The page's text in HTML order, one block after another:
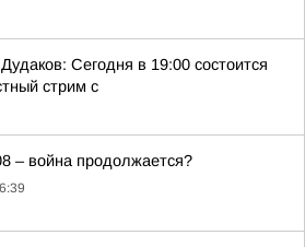
Сегодня в 19:00 состоится
стрим с
– война продолжается?